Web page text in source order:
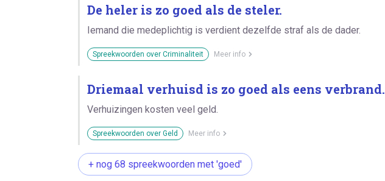
De heler is zo goed als de steler.
Iemand die medeplichtig is verdient dezelfde straf als de dader.
Spreekwoorden over Criminaliteit Meer info
Driemaal verhuisd is zo goed als eens verbrand.
Verhuizingen kosten veel geld.
Spreekwoorden over Geld Meer info
+ nog 68 spreekwoorden met 'goed'